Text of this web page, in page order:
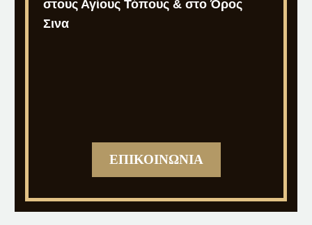
στους Αγίους Τόπους & στο Όρος
Σινα
ΕΠΙΚΟΙΝΩΝΙΑ